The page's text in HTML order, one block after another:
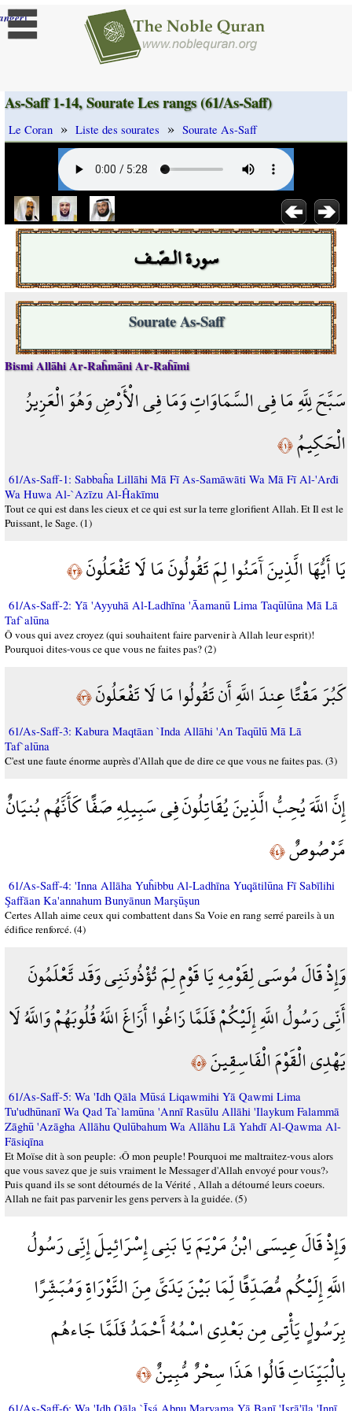
]
As-Saff 1-14, Sourate Les rangs (61/As-Saff)
Le Coran » Liste des sourates » Sourate As-Saff
سورة الـصّـف
Sourate As-Saff
Bismi Allāhi Ar-Raĥmāni Ar-Raĥīmi
سَبَّحَ لِلَّهِ مَا فِي السَّمَاوَاتِ وَمَا فِي الْأَرْضِ وَهُوَ الْعَزِيزُ
الْحَكِيمُ﴿١﴾
61/As-Saff-1: Sabbaĥa Lillāhi Mā Fī As-Samāwāti Wa Mā Fī Al-'Arđi
Wa Huwa Al-`Azīzu Al-Ĥakīmu
Tout ce qui est dans les cieux et ce qui est sur la terre glorifient Allah. Et Il est le
Puissant, le Sage. (1)
يَا أَيُّهَا الَّذِينَ آَمَنُوا لِمَ تَقُولُونَ مَا لَا تَفْعَلُونَ﴿٢﴾
61/As-Saff-2: Yā 'Ayyuhā Al-Ladhīna 'Āamanū Lima Taqūlūna Mā Lā
Taf`alūna
Ô vous qui avez croyez (qui souhaitent faire parvenir à Allah leur esprit)!
Pourquoi dites-vous ce que vous ne faites pas? (2)
كَبُرَ مَقْتًا عِندَ اللَّهِ أَن تَقُولُوا مَا لَا تَفْعَلُونَ﴿٣﴾
61/As-Saff-3: Kabura Maqtāan `Inda Allāhi 'An Taqūlū Mā Lā
Taf`alūna
C'est une faute énorme auprès d'Allah que de dire ce que vous ne faites pas. (3)
إِنَّ اللَّهَ يُحِبُّ الَّذِينَ يُقَاتِلُونَ فِي سَبِيلِهِ صَفًّا كَأَنَّهُم بُنيَانٌ
مَّرْصُوصٌ﴿٤﴾
61/As-Saff-4: 'Inna Allāha Yuĥibbu Al-Ladhīna Yuqātilūna Fī Sabīlihi
Şaffāan Ka'annahum Bunyānun Marşūşun
Certes Allah aime ceux qui combattent dans Sa Voie en rang serré pareils à un
édifice renforcé. (4)
وَإِذْ قَالَ مُوسَى لِقَوْمِهِ يَا قَوْمِ لِمَ تُؤْذُونَنِي وَقَد تَّعْلَمُونَ
أَنِّي رَسُولُ اللَّهِ إِلَيْكُمْ فَلَمَّا زَاغُوا أَزَاغَ اللَّهُ قُلُوبَهُمْ وَاللَّهُ لَا
يَهْدِي الْقَوْمَ الْفَاسِقِينَ﴿٥﴾
61/As-Saff-5: Wa 'Idh Qāla Mūsá Liqawmihi Yā Qawmi Lima
Tu'udhūnanī Wa Qad Ta`lamūna 'Annī Rasūlu Allāhi 'Ilaykum Falammā
Zāghū 'Azāgha Allāhu Qulūbahum Wa Allāhu Lā Yahdī Al-Qawma Al-
Fāsiqīna
Et Moïse dit à son peuple: ‹Ô mon peuple! Pourquoi me maltraitez-vous alors
que vous savez que je suis vraiment le Messager d'Allah envoyé pour vous?›
Puis quand ils se sont détournés de la Vérité , Allah a détourné leurs coeurs.
Allah ne fait pas parvenir les gens pervers à la guidée. (5)
وَإِذْ قَالَ عِيسَى ابْنُ مَرْيَمَ يَا بَنِي إِسْرَائِيلَ إِنِّي رَسُولُ
اللَّهِ إِلَيْكُم مُّصَدِّقًا لِّمَا بَيْنَ يَدَيَّ مِنَ التَّوْرَاةِ وَمُبَشِّرًا
بِرَسُولٍ يَأْتِي مِن بَعْدِي اسْمُهُ أَحْمَدُ فَلَمَّا جَاءهُم
بِالْبَيِّنَاتِ قَالُوا هَذَا سِحْرٌ مُّبِينٌ﴿٦﴾